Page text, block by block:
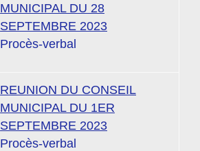
MUNICIPAL DU 28
SEPTEMBRE 2023
Procès-verbal
REUNION DU CONSEIL
MUNICIPAL DU 1ER
SEPTEMBRE 2023
Procès-verbal